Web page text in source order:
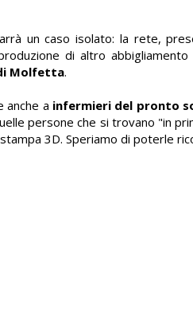
un caso isolato: la rete,
di altro
Molfetta.
anche a infermieri del pronto
persone che si trovano "in
3D. Speriamo di poterle